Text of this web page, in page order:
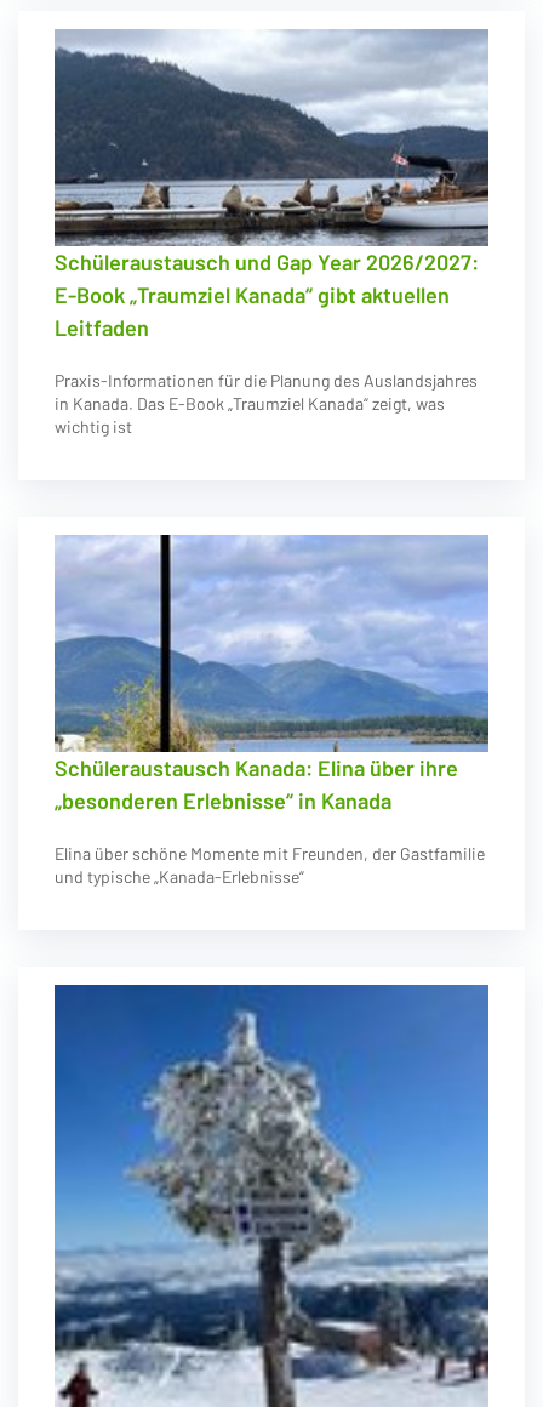
Schüleraustausch und Gap Year 2026/2027:
E-Book „Traumziel Kanada“ gibt aktuellen
Leitfaden
Praxis-Informationen für die Planung des Auslandsjahres
in Kanada. Das E-Book „Traumziel Kanada“ zeigt, was
wichtig ist
Schüleraustausch Kanada: Elina über ihre
„besonderen Erlebnisse“ in Kanada
Elina über schöne Momente mit Freunden, der Gastfamilie
und typische „Kanada-Erlebnisse“